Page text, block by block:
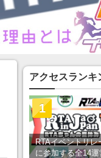
アクセスランキ
RTAイベントリレ
に参加する全14
1